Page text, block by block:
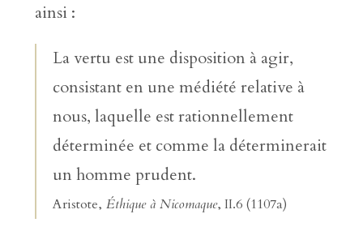
ainsi :
La vertu est une disposition à agir,
consistant en une médiété relative à
nous, laquelle est rationnellement
déterminée et comme la déterminerait
un homme prudent.
Aristote, Éthique à Nicomaque, II.6 (1107a)